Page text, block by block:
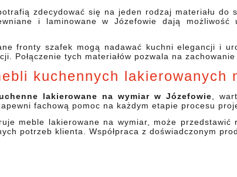
zdecydować się na jeden rodzaj materiału do
i laminowane w Józefowie dają
fronty szafek mogą nadawać kuchni elegancji i
Połączenie tych materiałów pozwala na
kuchennych lakierowanych
lakierowane na wymiar w Józefowie ,
fachową pomoc na każdym etapie procesu
meble lakierowane na wymiar, może
potrzeb klienta. Współpraca z doświadczonym